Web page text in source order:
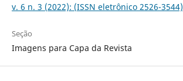
v. 6 n. 3 (2022): (ISSN eletrônico 2526-3544)
Seção
Imagens para Capa da Revista